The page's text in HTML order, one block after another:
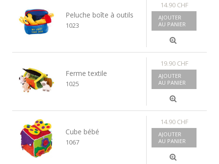
Peluche boîte à outils
1023
14.90 CHF
AJOUTER
AU PANIER
Ferme textile
1025
19.90 CHF
AJOUTER
AU PANIER
Cube bébé
1067
14.90 CHF
AJOUTER
AU PANIER